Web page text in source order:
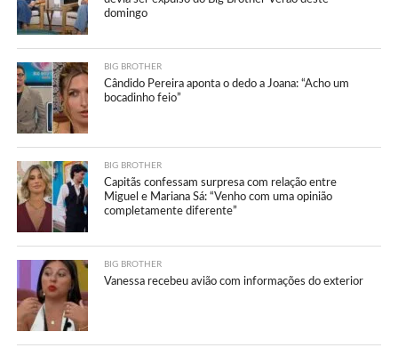
domingo
BIG BROTHER
Cândido Pereira aponta o dedo a Joana: “Acho um
bocadinho feio”
BIG BROTHER
Capitãs confessam surpresa com relação entre
Miguel e Mariana Sá: “Venho com uma opinião
completamente diferente”
BIG BROTHER
Vanessa recebeu avião com informações do exterior